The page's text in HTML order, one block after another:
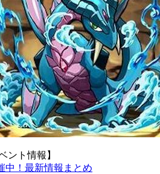
ント情報】
中！最新情報まとめ